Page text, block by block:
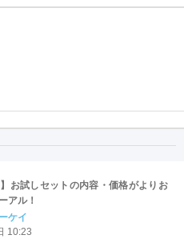
】お試しセットの内容・価格がよりお
アル！
ケイ
10:23